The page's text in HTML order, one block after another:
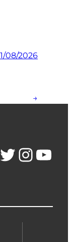
08/2026
→
Twitter